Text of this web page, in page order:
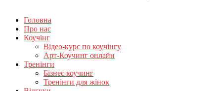
Головна
Про нас
Коучінг
Відео-курс по коучінгу
Арт-Коучинг онлайн
Тренінги
Бізнес коучинг
Тренінги для жінок